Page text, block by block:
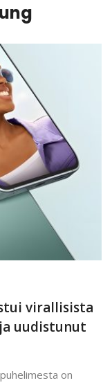
virallisista
uudistunut
on